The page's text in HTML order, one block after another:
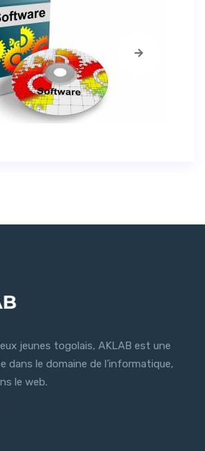
jeunes togolais, AKLAB est une
dans le domaine de l’informatique,
le web.